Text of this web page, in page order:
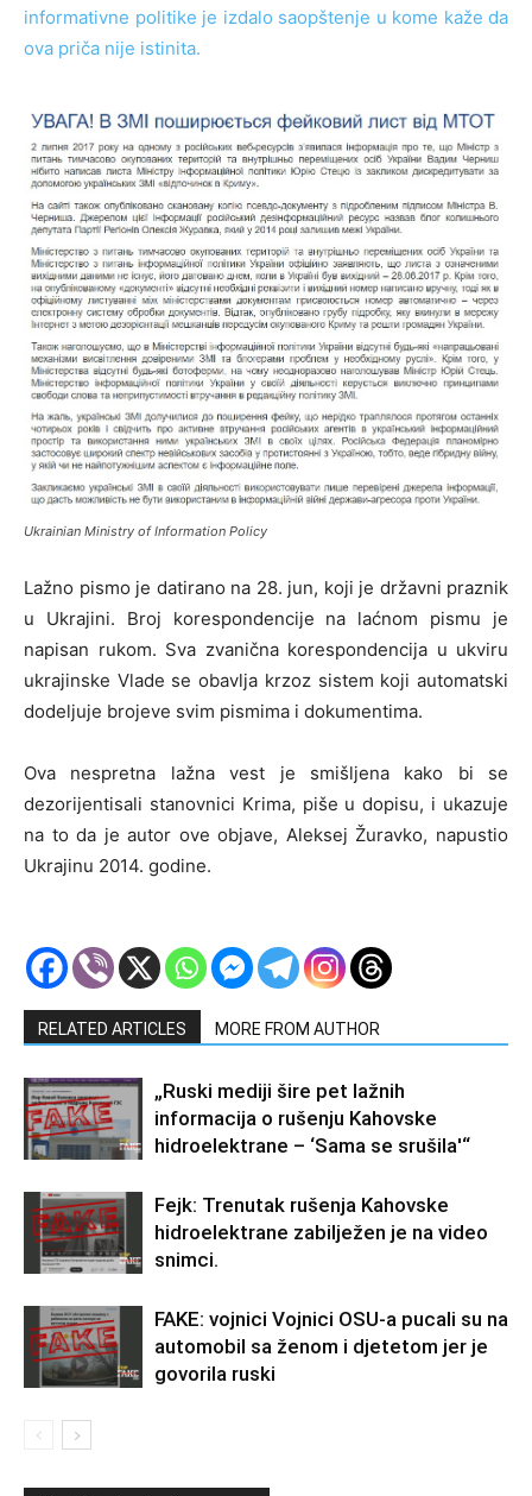
informativne politike je izdalo saopštenje u kome kaže da
ova priča nije istinita.
Ukrainian Ministry of Information Policy
Lažno pismo je datirano na 28. jun, koji je državni praznik
u Ukrajini. Broj korespondencije na laćnom pismu je
napisan rukom. Sva zvanična korespondencija u ukviru
ukrajinske Vlade se obavlja krzoz sistem koji automatski
dodeljuje brojeve svim pismima i dokumentima.
Ova nespretna lažna vest je smišljena kako bi se
dezorijentisali stanovnici Krima, piše u dopisu, i ukazuje
na to da je autor ove objave, Aleksej Žuravko, napustio
Ukrajinu 2014. godine.
RELATED ARTICLES MORE FROM AUTHOR
„Ruski mediji šire pet lažnih
informacija o rušenju Kahovske
hidroelektrane – ‘Sama se srušila'“
Fejk: Trenutak rušenja Kahovske
hidroelektrane zabilježen je na video
snimci.
FAKE: vojnici Vojnici OSU-a pucali su na
automobil sa ženom i djetetom jer je
govorila ruski